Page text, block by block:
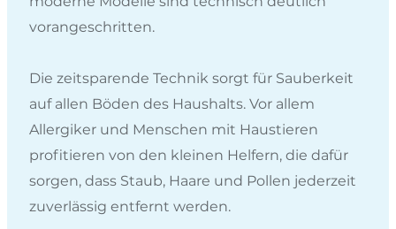
vorangeschritten.
Die zeitsparende Technik sorgt für Sauberkeit
auf allen Böden des Haushalts. Vor allem
Allergiker und Menschen mit Haustieren
profitieren von den kleinen Helfern, die dafür
sorgen, dass Staub, Haare und Pollen jederzeit
zuverlässig entfernt werden.